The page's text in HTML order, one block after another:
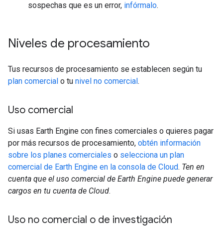
sospechas que es un error, infórmalo.
Niveles de procesamiento
Tus recursos de procesamiento se establecen según tu
plan comercial o tu nivel no comercial.
Uso comercial
Si usas Earth Engine con fines comerciales o quieres pagar
por más recursos de procesamiento, obtén información
sobre los planes comerciales o selecciona un plan
comercial de Earth Engine en la consola de Cloud. Ten en
cuenta que el uso comercial de Earth Engine puede generar
cargos en tu cuenta de Cloud.
Uso no comercial o de investigación